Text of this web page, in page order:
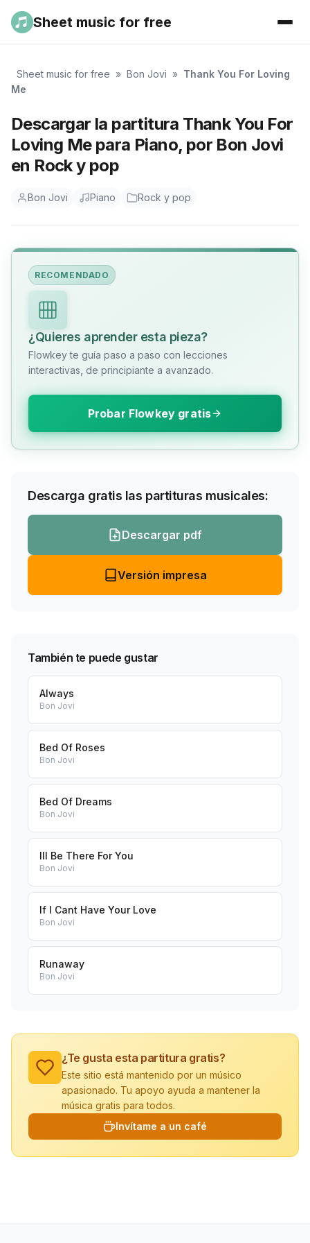
Sheet music for free
Sheet music for free » Bon Jovi » Thank You For Loving
Me
Descargar la partitura Thank You For
Loving Me para Piano, por Bon Jovi
en Rock y pop
Bon Jovi Piano Rock y pop
RECOMENDADO
¿Quieres aprender esta pieza?
Flowkey te guía paso a paso con lecciones
interactivas, de principiante a avanzado.
Probar Flowkey gratis
Descarga gratis las partituras musicales:
Descargar pdf
Versión impresa
También te puede gustar
Always
Bon Jovi
Bed Of Roses
Bon Jovi
Bed Of Dreams
Bon Jovi
Ill Be There For You
Bon Jovi
If I Cant Have Your Love
Bon Jovi
Runaway
Bon Jovi
¿Te gusta esta partitura gratis?
Este sitio está mantenido por un músico
apasionado. Tu apoyo ayuda a mantener la
música gratis para todos.
Invítame a un café